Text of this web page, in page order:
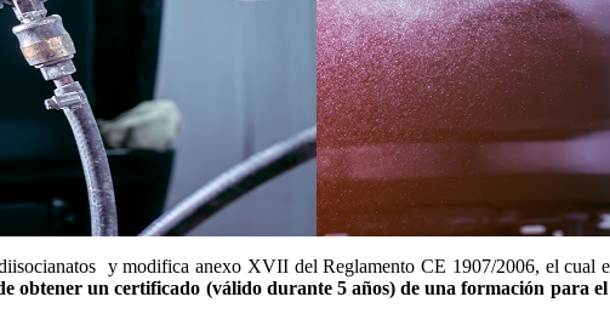
y modifica anexo XVII del Reglamento CE 1907/2006, el cual
obtener un certificado (válido durante 5 años) de una formación para el